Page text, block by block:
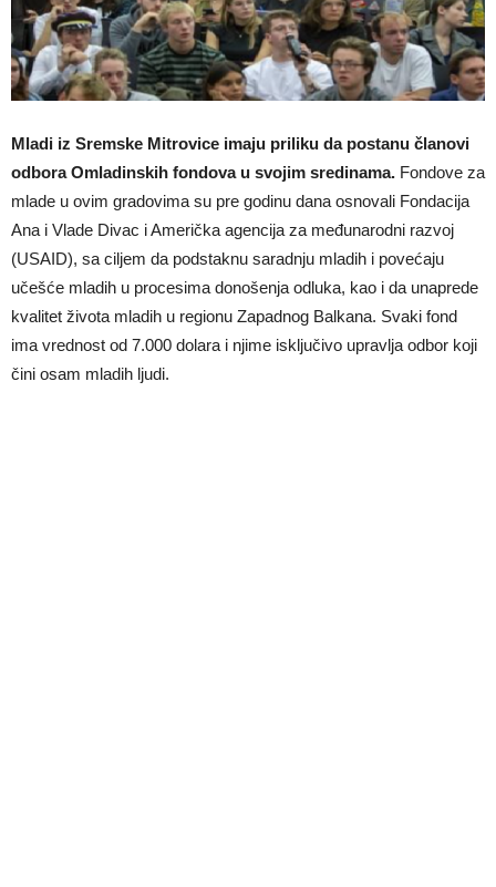
Mladi iz Sremske Mitrovice imaju priliku da postanu članovi
odbora Omladinskih fondova u svojim sredinama. Fondove za
mlade u ovim gradovima su pre godinu dana osnovali Fondacija
Ana i Vlade Divac i Američka agencija za međunarodni razvoj
(USAID), sa ciljem da podstaknu saradnju mladih i povećaju
učešće mladih u procesima donošenja odluka, kao i da unaprede
kvalitet života mladih u regionu Zapadnog Balkana. Svaki fond
ima vrednost od 7.000 dolara i njime isključivo upravlja odbor koji
čini osam mladih ljudi.